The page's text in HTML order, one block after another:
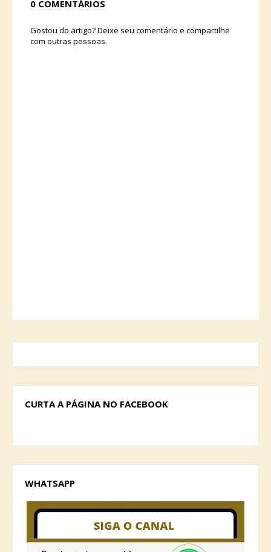
0 COMENTÁRIOS
Gostou do artigo? Deixe seu comentário e compartilhe
com outras pessoas.
CURTA A PÁGINA NO FACEBOOK
WHATSAPP